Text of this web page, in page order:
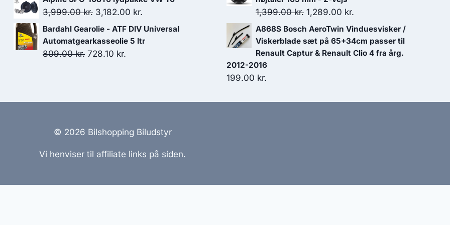
pris
4,799.00 kr..
3,999.00kr. Den
oprindelige
pris
var:
3,182.00 kr.
aktuelle
pris
Bardahl Gearolie - ATF DIV Universal
Automatgearkasseolie 5 ltr
809.00kr. Den
728.10 kr.
1,399.00kr. Den
oprindelige
pris
var:
1,289.00 kr.
aktuelle
pris
er:
A868S Bosch AeroTwin Vinduesvisker /
Viskerblade sæt på 65+34cm passer til
Renault Captur & Renault Clio 4 fra årg.
2012-2016
199.00 kr.
© 2026 Bilshopping Biludstyr
Vi henviser til affiliate links på siden.